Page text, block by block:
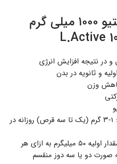
قرص جویدنی ال اکتیو ۱۰۰۰ میلی گرم
L.Active
در نتیجه افزایش انرژی
و ثانویه در بدن
وزن
مقدار مصرف در بزرگسالان: ۱-۳ گرم (یک تا سه قرص) روزانه در
مقدار مصرف در کودکان: مقدار اولیه ۵۰ میلیگرم به ازای هر
صورت دو یا سه دوز منقسم